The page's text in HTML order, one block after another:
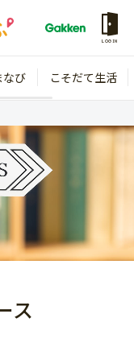
LOGIN
なび こそだて生活
ス